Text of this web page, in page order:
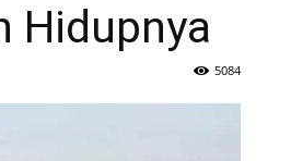
Hidupnya
5084